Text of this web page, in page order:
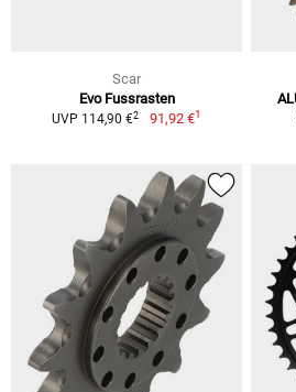
Scar
Evo Fussrasten
UVP 114,90 €2 91,92 €1